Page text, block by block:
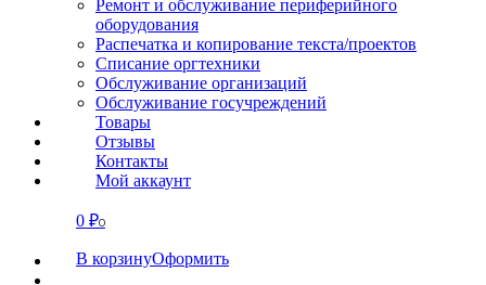
Ремонт и обслуживание периферийного
оборудования
Распечатка и копирование текста/проектов
Списание оргтехники
Обслуживание организаций
Обслуживание госучреждений
Товары
Отзывы
Контакты
Мой аккаунт
0 ₽0
В корзинуОформить
СВЯЗАТЬСЯ
О нас